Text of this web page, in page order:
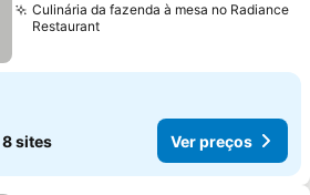
Culinária da fazenda à mesa no Radiance
Restaurant
8 sites Ver preços